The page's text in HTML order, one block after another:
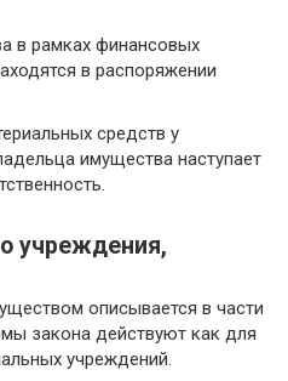
в рамках финансовых
в распоряжении
средств у
имущества наступает
учреждения,
описывается в части
закона действуют как для
учреждений.